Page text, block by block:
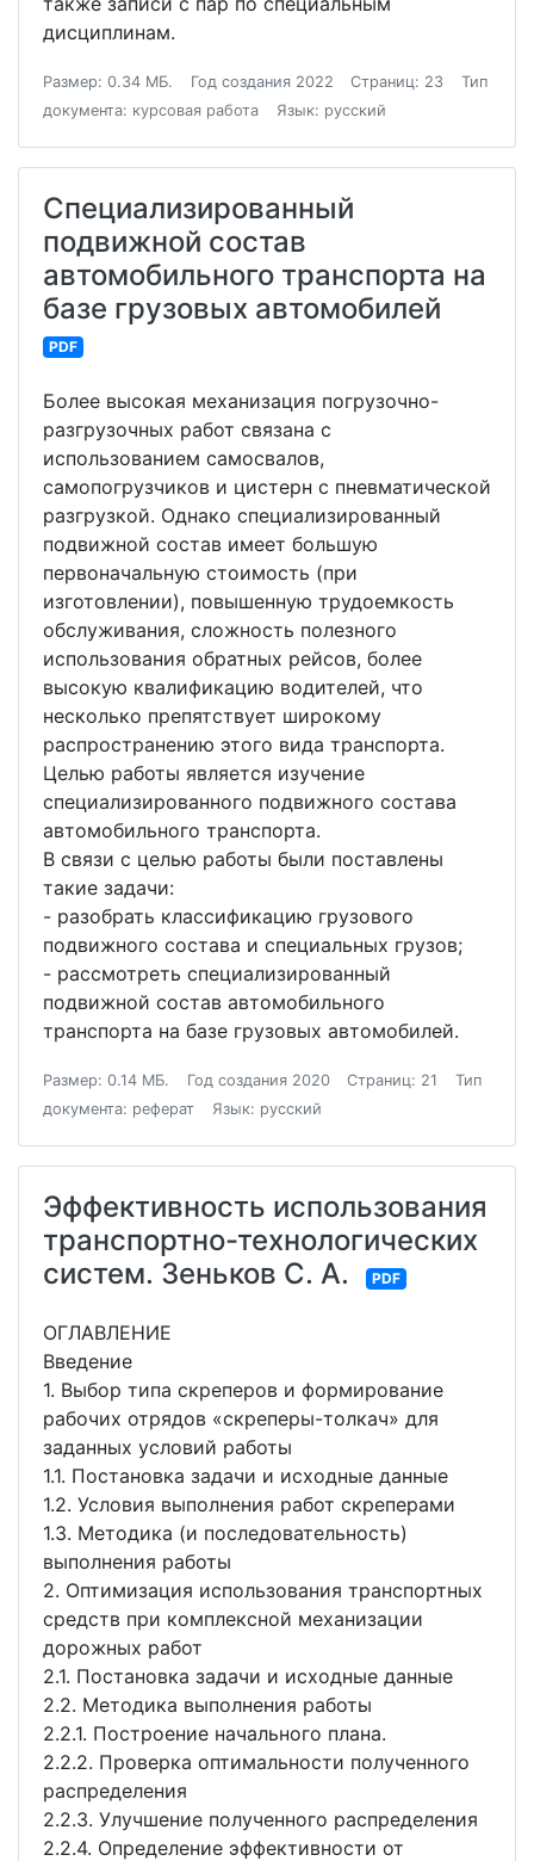
дисциплинам.
Размер: 0.34 МБ. Год создания 2022 Страниц: 23
Тип
документа: курсовая работа
Язык: русский
Специализированный
подвижной состав
автомобильного транспорта на
базе грузовых автомобилей
PDF
Более высокая механизация погрузочно-
разгрузочных работ связана с
использованием самосвалов,
самопогрузчиков и цистерн с пневматической
разгрузкой. Однако специализированный
подвижной состав имеет большую
первоначальную стоимость (при
изготовлении), повышенную трудоемкость
обслуживания, сложность полезного
использования обратных рейсов, более
высокую квалификацию водителей, что
несколько препятствует широкому
распространению этого вида транспорта.
Целью работы является изучение
специализированного подвижного состава
автомобильного транспорта.
В связи с целью работы были поставлены
такие задачи:
- разобрать классификацию грузового
подвижного состава и специальных грузов;
- рассмотреть специализированный
подвижной состав автомобильного
транспорта на базе грузовых автомобилей.
Размер: 0.14 МБ. Год создания 2020 Страниц: 21
Тип
документа: реферат
Язык: русский
Эффективность использования
транспортно-технологических
систем. Зеньков С. А.
PDF
ОГЛАВЛЕНИЕ
Введение
1. Выбор типа скреперов и формирование
рабочих отрядов «скреперы-толкач» для
заданных условий работы
1.1. Постановка задачи и исходные данные
1.2. Условия выполнения работ скреперами
1.3. Методика (и последовательность)
выполнения работы
2. Оптимизация использования транспортных
средств при комплексной механизации
дорожных работ
2.1. Постановка задачи и исходные данные
2.2. Методика выполнения работы
2.2.1. Построение начального плана.
2.2.2. Проверка оптимальности полученного
распределения
2.2.3. Улучшение полученного распределения
2.2.4. Определение эффективности от